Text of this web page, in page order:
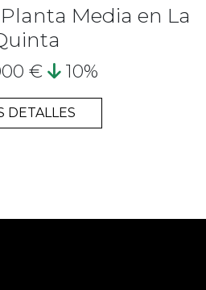
Media en La
€ 10%
DETALLES